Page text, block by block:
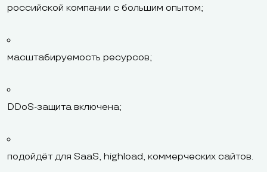
российской компании с большим опытом;
масштабируемость ресурсов;
DDoS-защита включена;
подойдёт для SaaS, highload, коммерческих сайтов.